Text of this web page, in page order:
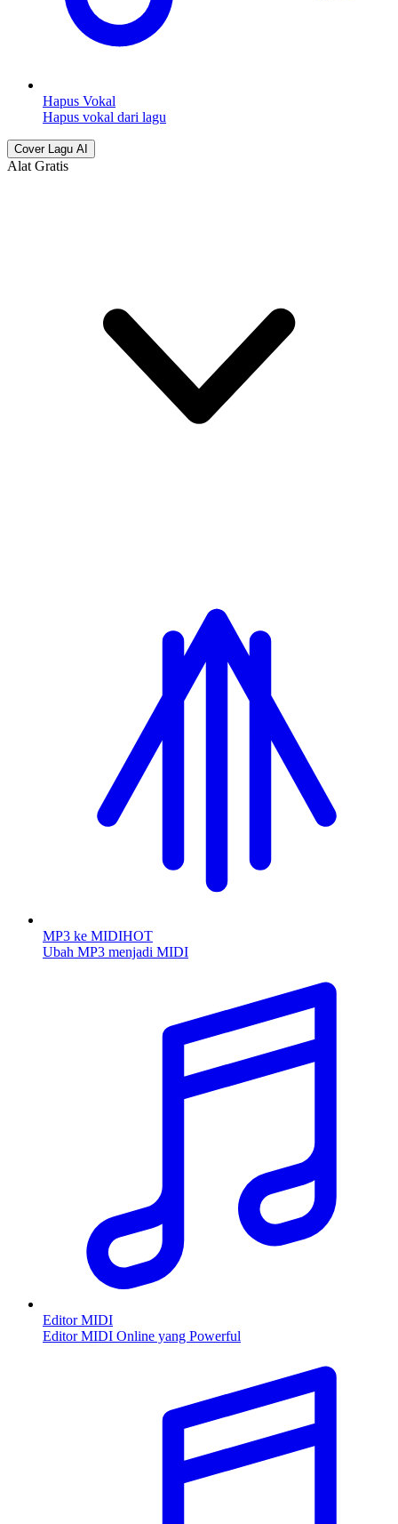
Hapus Vokal
Hapus vokal dari lagu
Cover Lagu AI
Alat Gratis
MP3 ke MIDIHOT
Ubah MP3 menjadi MIDI
Editor MIDI
Editor MIDI Online yang Powerful